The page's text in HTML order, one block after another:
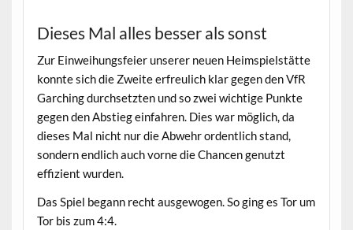
Dieses Mal alles besser als sonst
Zur Einweihungsfeier unserer neuen Heimspielstätte
konnte sich die Zweite erfreulich klar gegen den VfR
Garching durchsetzten und so zwei wichtige Punkte
gegen den Abstieg einfahren. Dies war möglich, da
dieses Mal nicht nur die Abwehr ordentlich stand,
sondern endlich auch vorne die Chancen genutzt
effizient wurden.
Das Spiel begann recht ausgewogen. So ging es Tor um
Tor bis zum 4:4.